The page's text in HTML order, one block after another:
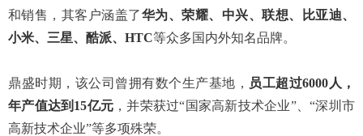
和销售，其客户涵盖了华为、荣耀、中兴、联想、比亚迪、
小米、三星、酷派、HTC等众多国内外知名品牌。
鼎盛时期，该公司曾拥有数个生产基地， 员工超过6000人，
年产值达到15亿元 ，并荣获过“国家高新技术企业”、“深圳市
高新技术企业”等多项殊荣。